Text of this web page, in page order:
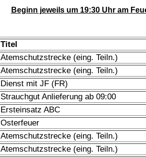
Beginn jeweils um 19:30 Uhr am
Titel
Atemschutzstrecke (eing. Teiln.)
Atemschutzstrecke (eing. Teiln.)
Dienst mit JF (FR)
Strauchgut Anlieferung ab 09:00
Ersteinsatz ABC
Osterfeuer
Atemschutzstrecke (eing. Teiln.)
Atemschutzstrecke (eing. Teiln.)